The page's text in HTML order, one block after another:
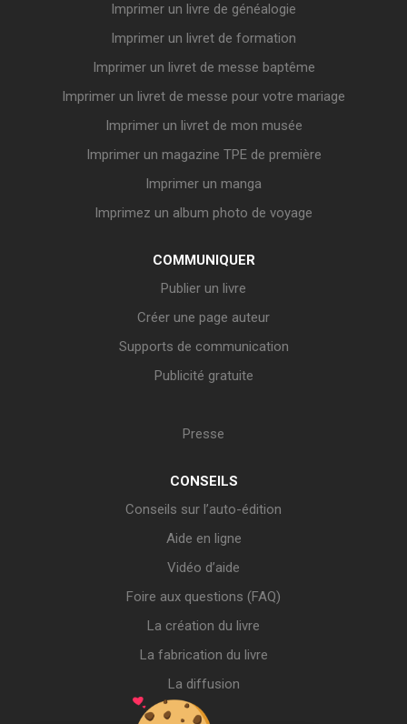
Imprimer un livre de généalogie
Imprimer un livret de formation
Imprimer un livret de messe baptême
Imprimer un livret de messe pour votre mariage
Imprimer un livret de mon musée
Imprimer un magazine TPE de première
Imprimer un manga
Imprimez un album photo de voyage
COMMUNIQUER
Publier un livre
Créer une page auteur
Supports de communication
Publicité gratuite
Presse
CONSEILS
Conseils sur l’auto-édition
Aide en ligne
Vidéo d’aide
Foire aux questions (FAQ)
La création du livre
La fabrication du livre
La diffusion